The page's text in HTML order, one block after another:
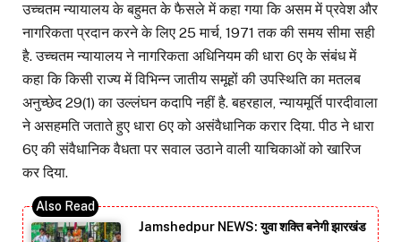
उच्चतम न्यायालय के बहुमत के फैसले में कहा गया कि असम में प्रवेश और
नागरिकता प्रदान करने के लिए 25 मार्च, 1971 तक की समय सीमा सही
है. उच्चतम न्यायालय ने नागरिकता अधिनियम की धारा 6ए के संबंध में
कहा कि किसी राज्य में विभिन्न जातीय समूहों की उपस्थिति का मतलब
अनुच्छेद 29(1) का उल्लंघन कदापि नहीं है. बहरहाल, न्यायमूर्ति पारदीवाला
ने असहमति जताते हुए धारा 6ए को असंवैधानिक करार दिया. पीठ ने धारा
6ए की संवैधानिक वैधता पर सवाल उठाने वाली याचिकाओं को खारिज
कर दिया.
Jamshedpur NEWS: युवा शक्ति बनेगी झारखंड